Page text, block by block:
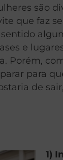
são
que faz
e
Porém,
para
de
1)